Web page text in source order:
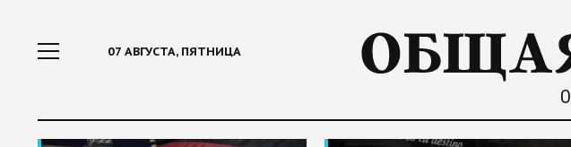
07 АВГУСТА, ПЯТНИЦА